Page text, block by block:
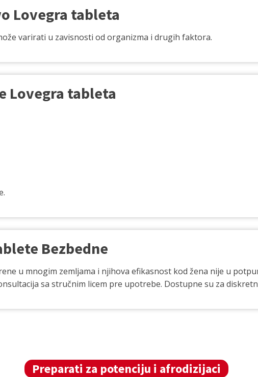
Lovegra tableta
varirati u zavisnosti od organizma i drugih faktora.
Lovegra tableta
Bezbedne
u mnogim zemljama i njihova efikasnost kod žena nije u
sa stručnim licem pre upotrebe. Dostupne su za
Preparati za potenciju i afrodizijaci